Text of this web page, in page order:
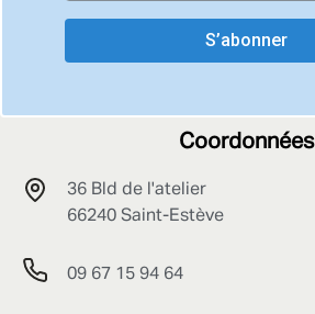
S’abonner
Coordonnées
36 Bld de l'atelier
66240 Saint-Estève
09 67 15 94 64